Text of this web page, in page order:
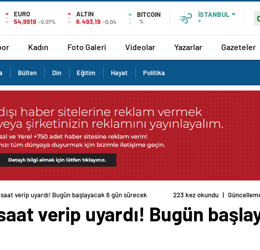
EURO
54,9919 -0.07%
ALTIN
6.493,19 -0,04
BITCOIN
%
İSTANBUL
°
Kadın Foto Galeri Videolar Yazarlar Gazeteler
Bülten Din Eğitim Hayat Politika
verip uyardı! Bugün başlayacak 6 gün sürecek
verip uyardı! Bugün